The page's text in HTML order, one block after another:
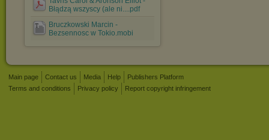
Błądzą wszyscy (ale ni....pdf
Bruczkowski Marcin -
Bezsennosc w Tokio.mobi
Main page Contact us Media Help
Publishers Platform
Terms and conditions
Privacy policy Report copyright infringement